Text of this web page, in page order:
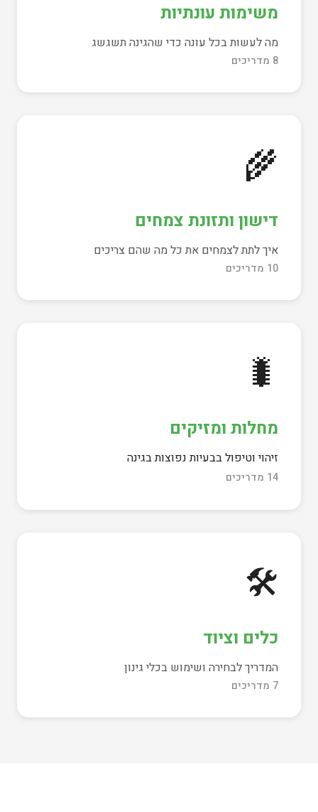
משימות עונתיות
מה לעשות בכל עונה כדי שהגינה תשגשג
8 מדריכים
🌾
דישון ותזונת צמחים
איך לתת לצמחים את כל מה שהם צריכים
10 מדריכים
🐛
מחלות ומזיקים
זיהוי וטיפול בבעיות נפוצות בגינה
14 מדריכים
🛠️
כלים וציוד
המדריך לבחירה ושימוש בכלי גינון
7 מדריכים